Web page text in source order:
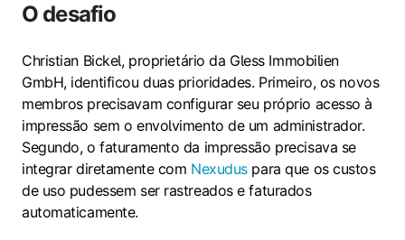
O desafio
Christian Bickel, proprietário da Gless Immobilien
GmbH, identificou duas prioridades. Primeiro, os novos
membros precisavam configurar seu próprio acesso à
impressão sem o envolvimento de um administrador.
Segundo, o faturamento da impressão precisava se
integrar diretamente com Nexuduspara que os custos
de uso pudessem ser rastreados e faturados
automaticamente.